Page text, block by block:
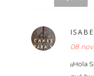
08
¡¡Hola